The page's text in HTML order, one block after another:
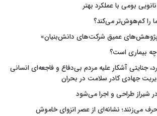
بومی با عملکرد بهتر
را کم‌هوش‌تر می‌کند؟
پژوهش‌های عمیق شرکت‌های دانش‌بنیان»
چه بیماری است؟
جنایتی آشکار علیه مردم بی‌دفاع و فاجعه‌ای انسانی
جهادی کادر سلامت در بحران
شیراز طراحی و اجرا می‌شود
می‌زنند؛ نشانه‌ای از عصر انزوای خاموش